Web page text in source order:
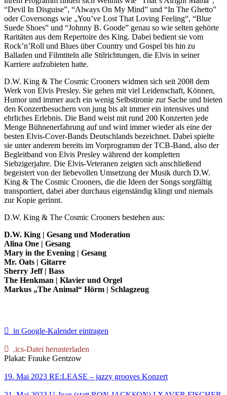
“Devil In Disguise”, “Always On My Mind” und “In The Ghetto”
oder Coversongs wie „You’ve Lost That Loving Feeling“, “Blue
Suede Shoes” und “Johnny B. Goode” genau so wie selten gehörte
Raritäten aus dem Repertoire des King. Dabei bedient sie vom
Rock’n’Roll und Blues über Country und Gospel bis hin zu
Balladen und Filmtiteln alle Stilrichtungen, die Elvis in seiner
Karriere aufzubieten hatte.
D.W. King & The Cosmic Crooners widmen sich seit 2008 dem
Werk von Elvis Presley. Sie gehen mit viel Leidenschaft, Können,
Humor und immer auch ein wenig Selbstironie zur Sache und bieten
den Konzertbesuchern von jung bis alt immer ein intensives und
ehrliches Erlebnis. Die Band weist mit rund 200 Konzerten jede
Menge Bühnenerfahrung auf und wird immer wieder als eine der
besten Elvis-Cover-Bands Deutschlands bezeichnet. Dabei spielte
sie unter anderem bereits im Vorprogramm der TCB-Band, also der
Begleitband von Elvis Presley während der kompletten
Siebzigerjahre. Die Elvis-Veteranen zeigten sich anschließend
begeistert von der liebevollen Umsetzung der Musik durch D.W.
King & The Cosmic Crooners, die die Ideen der Songs sorgfältig
transportiert, dabei aber durchaus eigenständig klingt und niemals
zur Kopie gerinnt.
D.W. King & The Cosmic Crooners bestehen aus:
D.W. King | Gesang und Moderation
Alina One | Gesang
Mary in the Evening | Gesang
Mr. Oats | Gitarre
Sherry Jeff | Bass
The Henkman | Klavier und Orgel
Markus „The Animal“ Hörm | Schlagzeug
in Google-Kalender eintragen
.ics-Datei herunterladen
Plakat: Frauke Gentzow
19. Mai 2023 RE:LEASE – jazzy grooves Konzert